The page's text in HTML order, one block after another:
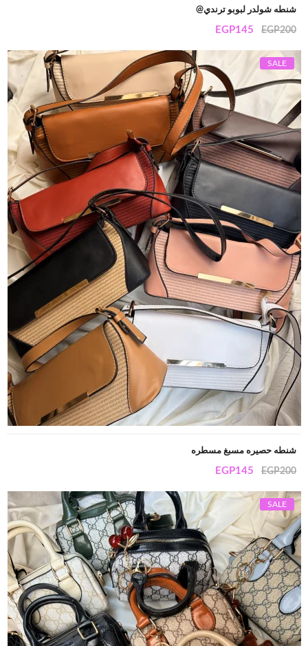
شنطه شولدر لبوبو ترندي@
EGP200
EGP145
SALE
شنطه حصيره مسبغ مسطره
EGP200
EGP145
SALE